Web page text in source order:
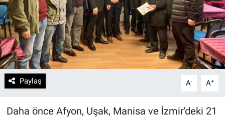
Paylaş A- A+
Daha önce Afyon, Uşak, Manisa ve İzmir'deki 21